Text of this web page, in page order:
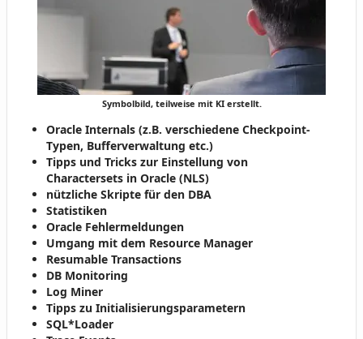
Symbolbild, teilweise mit KI erstellt.
Oracle Internals (z.B. verschiedene Checkpoint-
Typen, Bufferverwaltung etc.)
Tipps und Tricks zur Einstellung von
Charactersets in Oracle (NLS)
nützliche Skripte für den DBA
Statistiken
Oracle Fehlermeldungen
Umgang mit dem Resource Manager
Resumable Transactions
DB Monitoring
Log Miner
Tipps zu Initialisierungsparametern
SQL*Loader